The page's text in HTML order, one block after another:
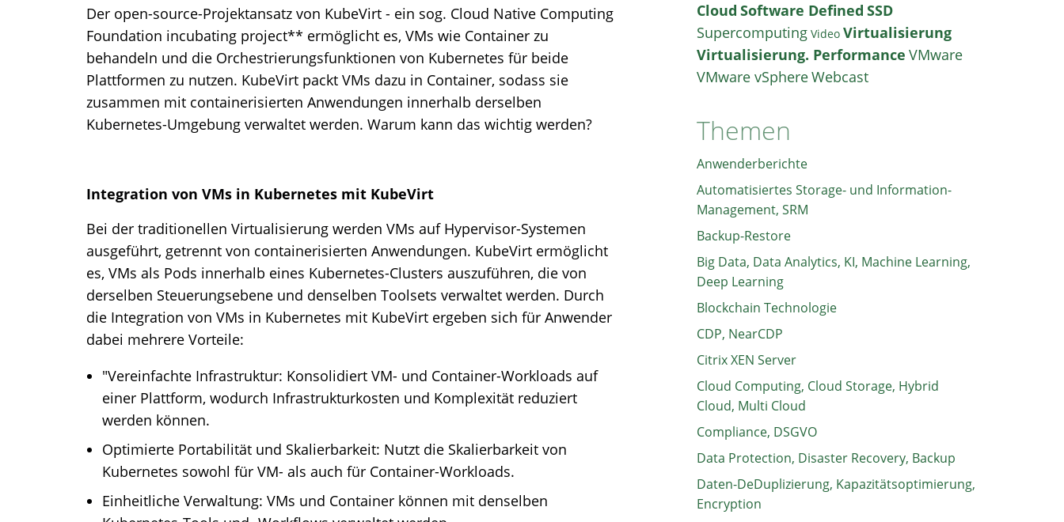
Der open-source-Projektansatz von KubeVirt - ein sog. Cloud Native Computing
Foundation incubating project** ermöglicht es, VMs wie Container zu
behandeln und die Orchestrierungsfunktionen von Kubernetes für beide
Plattformen zu nutzen. KubeVirt packt VMs dazu in Container, sodass sie
zusammen mit containerisierten Anwendungen innerhalb derselben
Kubernetes-Umgebung verwaltet werden. Warum kann das wichtig werden?
Integration von VMs in Kubernetes mit KubeVirt
Bei der traditionellen Virtualisierung werden VMs auf Hypervisor-Systemen
ausgeführt, getrennt von containerisierten Anwendungen. KubeVirt ermöglicht
es, VMs als Pods innerhalb eines Kubernetes-Clusters auszuführen, die von
derselben Steuerungsebene und denselben Toolsets verwaltet werden. Durch
die Integration von VMs in Kubernetes mit KubeVirt ergeben sich für Anwender
dabei mehrere Vorteile:
"Vereinfachte Infrastruktur: Konsolidiert VM- und Container-Workloads auf
einer Plattform, wodurch Infrastrukturkosten und Komplexität reduziert
werden können.
Optimierte Portabilität und Skalierbarkeit: Nutzt die Skalierbarkeit von
Kubernetes sowohl für VM- als auch für Container-Workloads.
Einheitliche Verwaltung: VMs und Container können mit denselben
Cloud Software Defined SSD
Supercomputing Video Virtualisierung
Virtualisierung. Performance VMware
VMware vSphereWebcast
Themen
Anwenderberichte
Automatisiertes Storage- und Information-
Management, SRM
Backup-Restore
Big Data, Data Analytics, KI, Machine Learning,
Deep Learning
Blockchain Technologie
CDP, NearCDP
Citrix XEN Server
Cloud Computing, Cloud Storage, Hybrid
Cloud, Multi Cloud
Compliance, DSGVO
Data Protection, Disaster Recovery, Backup
Daten-DeDuplizierung, Kapazitätsoptimierung,
Encryption